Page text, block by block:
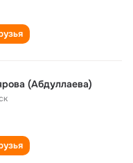
(Абдуллаева)